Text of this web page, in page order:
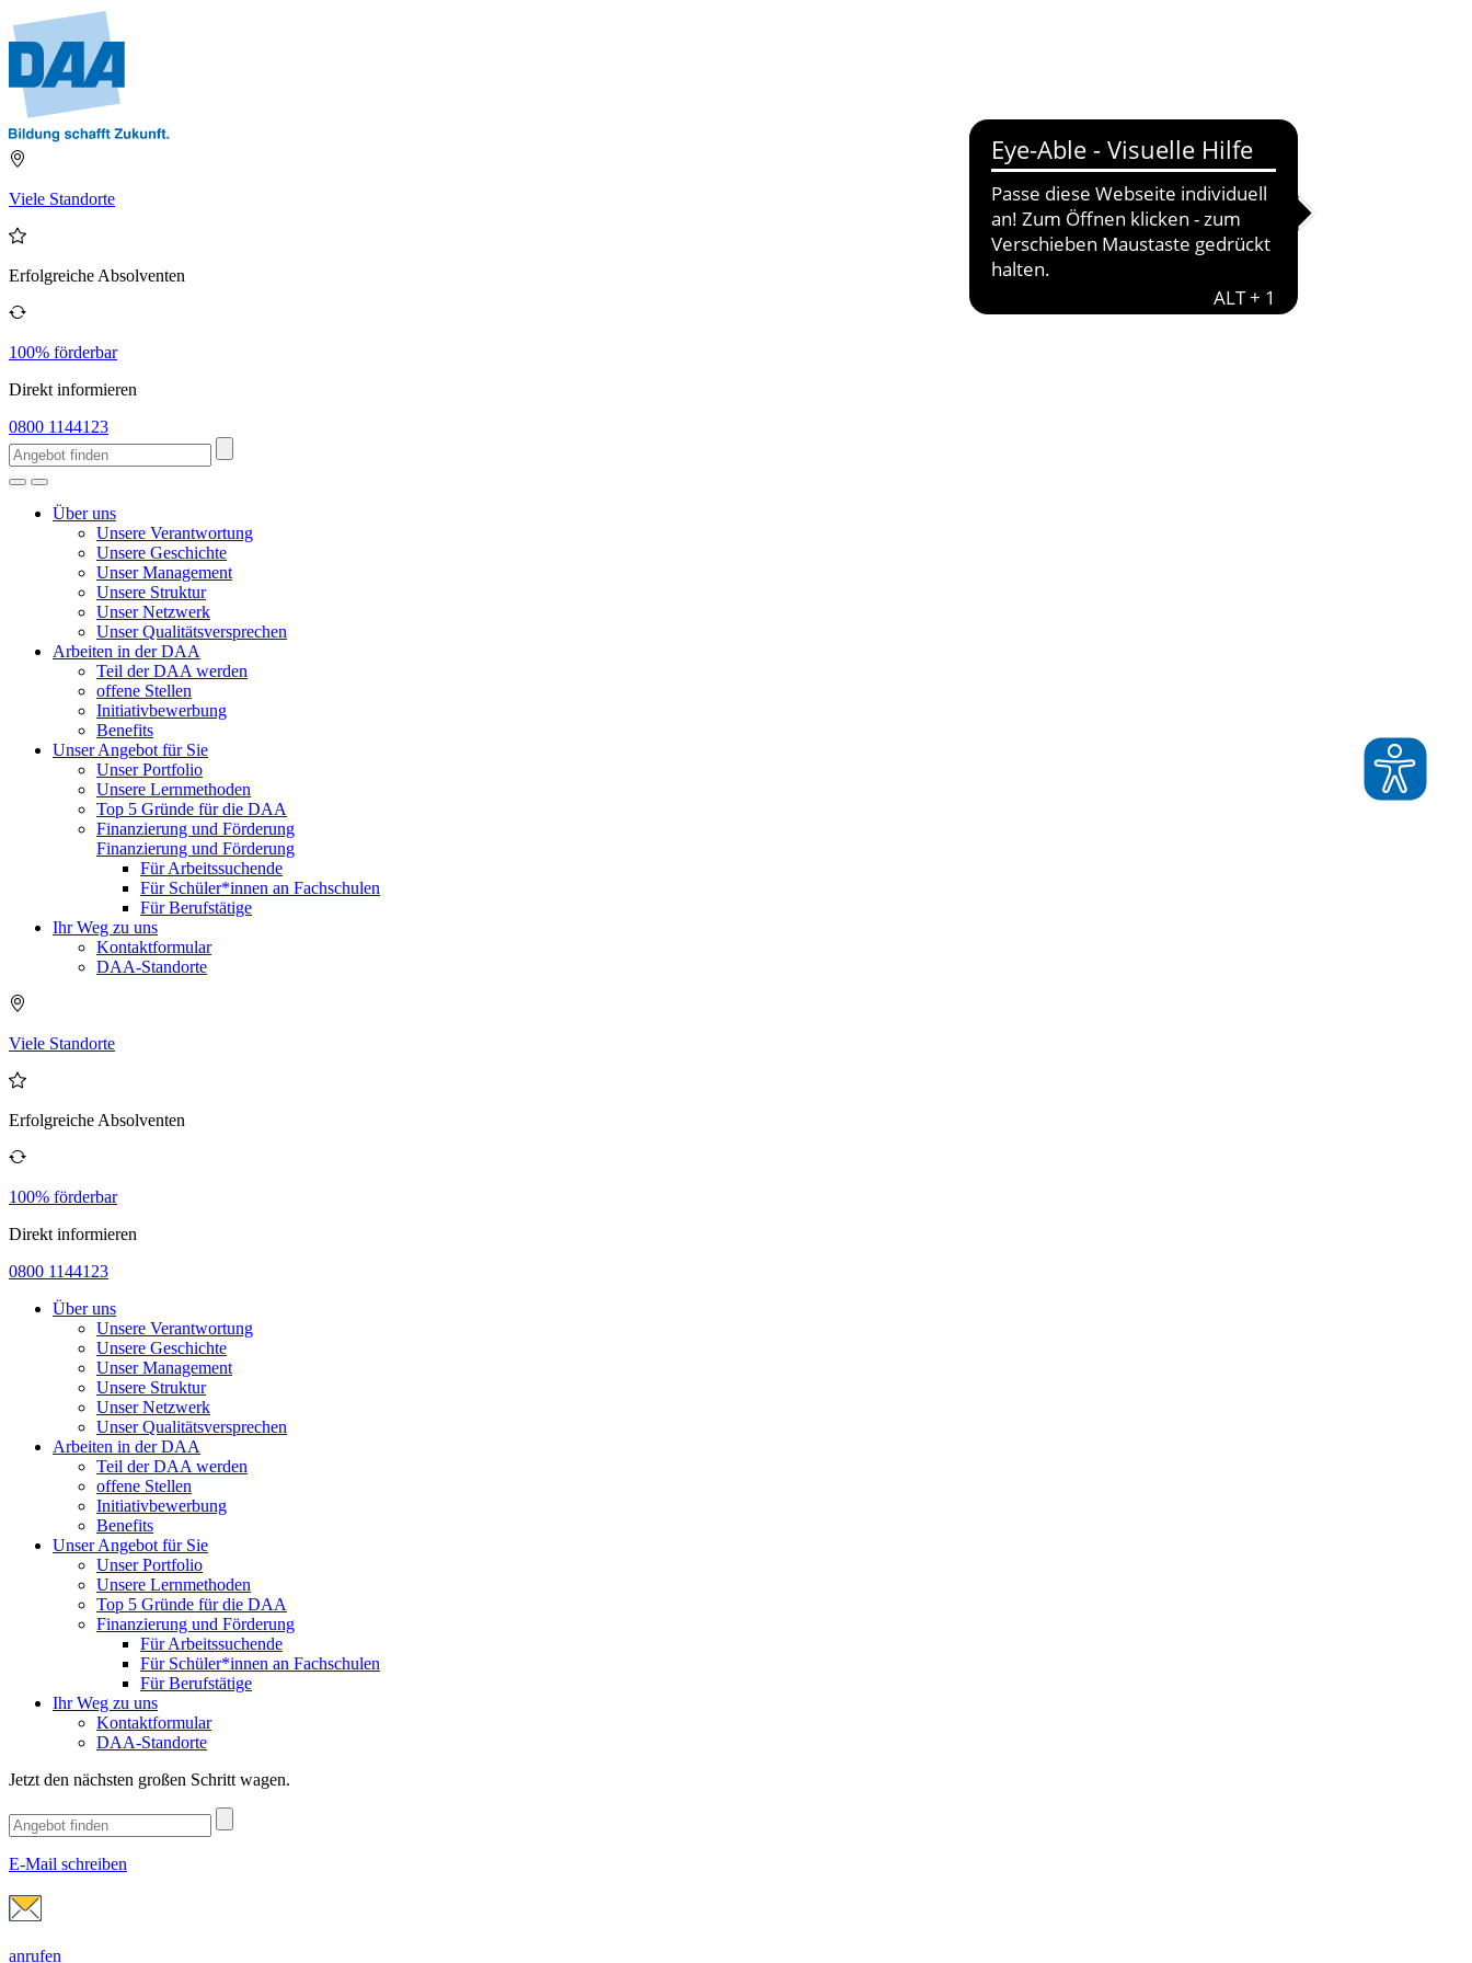
Viele Standorte
Erfolgreiche Absolventen
100% förderbar
Direkt informieren
0800 1144123
Über uns
Unsere Verantwortung
Unsere Geschichte
Unser Management
Unsere Struktur
Unser Netzwerk
Unser Qualitätsversprechen
Arbeiten in der DAA
Teil der DAA werden
offene Stellen
Initiativbewerbung
Benefits
Unser Angebot für Sie
Unser Portfolio
Unsere Lernmethoden
Top 5 Gründe für die DAA
Finanzierung und Förderung
Finanzierung und Förderung
Für Arbeitssuchende
Für Schüler*innen an Fachschulen
Für Berufstätige
Ihr Weg zu uns
Kontaktformular
DAA-Standorte
Viele Standorte
Erfolgreiche Absolventen
100% förderbar
Direkt informieren
0800 1144123
Über uns
Unsere Verantwortung
Unsere Geschichte
Unser Management
Unsere Struktur
Unser Netzwerk
Unser Qualitätsversprechen
Arbeiten in der DAA
Teil der DAA werden
offene Stellen
Initiativbewerbung
Benefits
Unser Angebot für Sie
Unser Portfolio
Unsere Lernmethoden
Top 5 Gründe für die DAA
Finanzierung und Förderung
Für Arbeitssuchende
Für Schüler*innen an Fachschulen
Für Berufstätige
Ihr Weg zu uns
Kontaktformular
DAA-Standorte
Jetzt den nächsten großen Schritt wagen.
E-Mail schreiben
anrufen